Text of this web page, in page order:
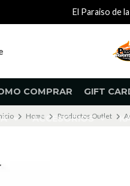
COMPRAR GIFT
ACCESORIOS
El Paraiso de
Home Productos Outlet